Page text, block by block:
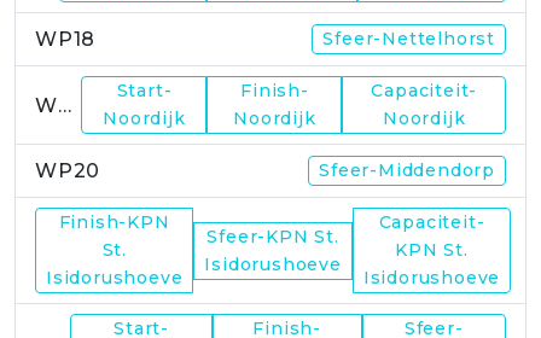
WP18 Sfeer-Nettelhorst
WP19
Start-
Noordijk
Finish-
Noordijk
Capaciteit-
Noordijk
WP20 Sfeer-Middendorp
Finish-KPN
St.
Isidorushoeve
Sfeer-KPN St.
Isidorushoeve
Capaciteit-
KPN St.
Isidorushoeve
Start- Finish- Sfeer-